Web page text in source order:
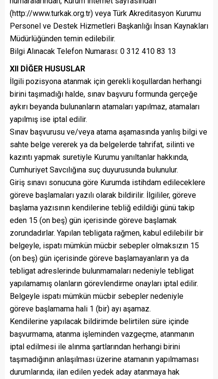
(http://www.turkak.org.tr) veya Türk Akreditasyon Kurumu
Personel ve Destek Hizmetleri Başkanlığı İnsan Kaynakları
Müdürlüğünden temin edilebilir.
Bilgi Alınacak Telefon Numarası: 0 312 410 83 13
XII DİĞER HUSUSLAR
İlgili pozisyona atanmak için gerekli koşullardan herhangi
birini taşımadığı halde, sınav başvuru formunda gerçeğe
aykırı beyanda bulunanların atamaları yapılmaz, atamaları
yapılmış ise iptal edilir.
Sınav başvurusu ve/veya atama aşamasında yanlış bilgi ve
sahte belge vererek ya da belgelerde tahrifat, silinti ve
kazıntı yapmak suretiyle Kurumu yanıltanlar hakkında,
Cumhuriyet Savcılığına suç duyurusunda bulunulur.
Giriş sınavı sonucuna göre Kurumda istihdam edileceklere
göreve başlamaları yazılı olarak bildirilir. İlgililer, göreve
başlama yazısının kendilerine tebliğ edildiği günü takip
eden 15 (on beş) gün içerisinde göreve başlamak
zorundadırlar. Yapılan tebligata rağmen, kabul edilebilir bir
belgeyle, ispatı mümkün mücbir sebepler olmaksızın 15
(on beş) gün içerisinde göreve başlamayanların ya da
tebligat adreslerinde bulunmamaları nedeniyle tebligat
yapılamamış olanların görevlendirme onayları iptal edilir.
Belgeyle ispatı mümkün mücbir sebepler nedeniyle
göreve başlamama hali 1 (bir) ayı aşamaz.
Kendilerine yapılacak bildirimde belirtilen süre içinde
başvurmama, atanma işleminden vazgeçme, atanmanın
iptal edilmesi ile alınma şartlarından herhangi birini
taşımadığının anlaşılması üzerine atamanın yapılmaması
durumlarında; ilan edilen yedek aday atanmaya hak